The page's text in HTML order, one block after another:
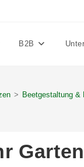
B2B
> Beetgestaltung &